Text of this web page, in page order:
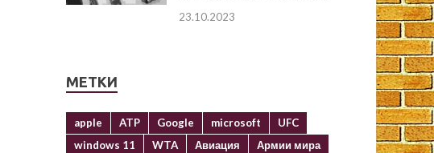
23.10.2023
МЕТКИ
apple ATP Google microsoft
UFC
windows 11
WTA Авиация
Армии мира